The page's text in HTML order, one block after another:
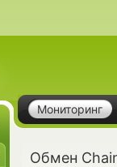
Мониторинг
Обмен